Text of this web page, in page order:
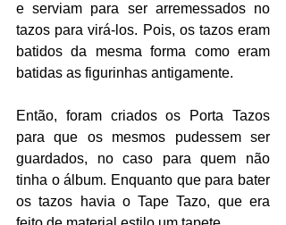
e serviam para ser arremessados no
tazos para virá-los. Pois, os tazos eram
batidos da mesma forma como eram
batidas as figurinhas antigamente.
Então, foram criados os Porta Tazos
para que os mesmos pudessem ser
guardados, no caso para quem não
tinha o álbum. Enquanto que para bater
os tazos havia o Tape Tazo, que era